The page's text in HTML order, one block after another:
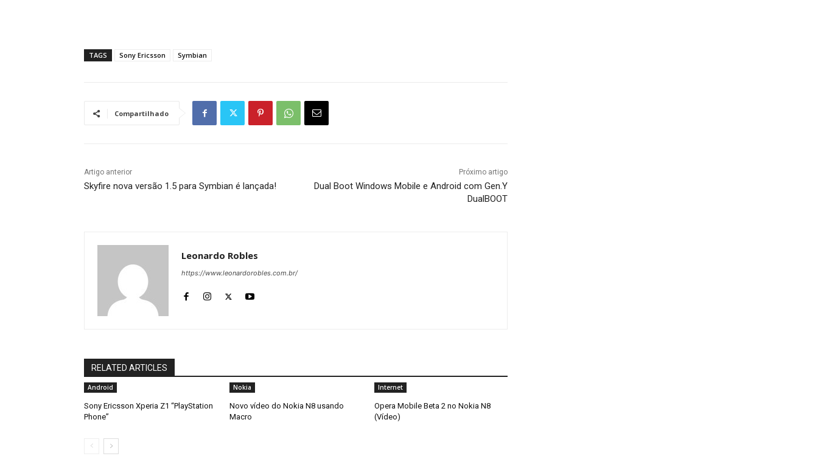
TAGS Sony Ericsson Symbian
Compartilhado
Artigo anterior
Skyfire nova versão 1.5 para Symbian é lançada!
Próximo artigo
Dual Boot Windows Mobile e Android com Gen.Y
DualBOOT
Leonardo Robles
https://www.leonardorobles.com.br/
RELATED ARTICLES
Android
Sony Ericsson Xperia Z1 “PlayStation
Phone”
Nokia
Novo vídeo do Nokia N8 usando
Macro
Internet
Opera Mobile Beta 2 no Nokia N8
(Vídeo)